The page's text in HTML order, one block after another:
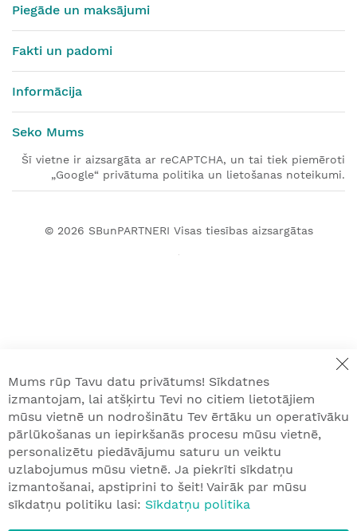
Piegāde un maksājumi
Fakti un padomi
Informācija
Seko Mums
Šī vietne ir aizsargāta ar reCAPTCHA, un tai tiek piemēroti
„Google“ privātuma politika un lietošanas noteikumi.
© 2026 SBunPARTNERI Visas tiesības aizsargātas
Mums rūp Tavu datu privātums! Sīkdatnes
izmantojam, lai atšķirtu Tevi no citiem lietotājiem
mūsu vietnē un nodrošinātu Tev ērtāku un operatīvāku
pārlūkošanas un iepirkšanās procesu mūsu vietnē,
personalizētu piedāvājumu saturu un veiktu
uzlabojumus mūsu vietnē. Ja piekrīti sīkdatņu
izmantošanai, apstiprini to šeit! Vairāk par mūsu
sīkdatņu politiku lasi: Sīkdatņu politika